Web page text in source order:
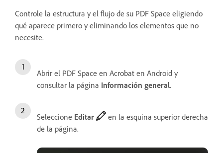
Controle la estructura y el flujo de su PDF Space eligiendo
qué aparece primero y eliminando los elementos que no
necesite.
Abrir el PDF Space en Acrobat en Android y
consultar la página Información general.
Seleccione Editar
en la esquina superior derecha
de la página.